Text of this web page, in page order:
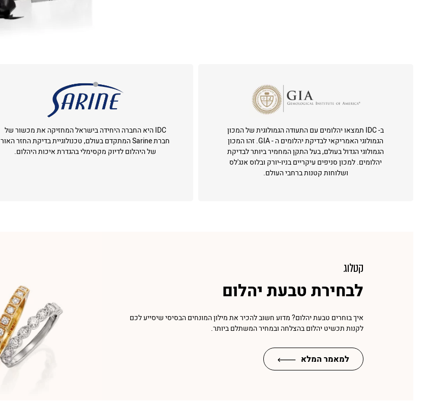
ב- IDC תמצאו יהלומים עם התעודה הגמולוגית של המכון
הגמולוגי האמריקאי לבדיקת יהלומים ה - GIA. זהו המכון
הגמולוגי הגדול בעולם, בעל התקן המחמיר ביותר לבדיקת
יהלומים. למכון סניפים עיקריים בניו-יורק ובלוס אנג'לס
ושלוחות קטנות ברחבי העולם.
IDC היא החברה היחידה בישראל המחזיקה את מכשור של
חברת Sarine המתקדם בעולם, טכנולוגיית בדיקת החזר האור
של היהלום לדיוק מקסימלי בהגדרת איכות היהלום.
קטלוג
לבחירת טבעת יהלום
איך בוחרים טבעת יהלום? מדוע חשוב להכיר את מילון המונחים הבסיסי שיסייע לכם
לקנות תכשיט יהלום בהצלחה ובמחיר המשתלם ביותר.
למאמר המלא